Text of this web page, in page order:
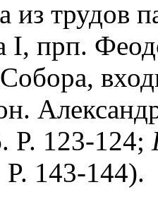
из трудов
I, прп.
P. 123-124;
143-144).